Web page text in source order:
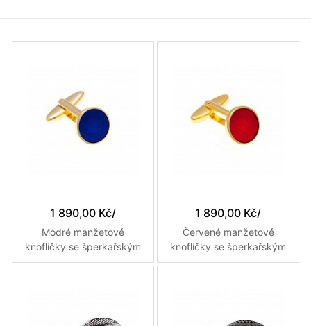
1 890,00 Kč/
Modré manžetové
knoflíčky se šperkařským
smaltem ve zlatém kulatém
1 890,00 Kč/
Červené manžetové
knoflíčky se šperkařským
smaltem ve zlatém kulatém